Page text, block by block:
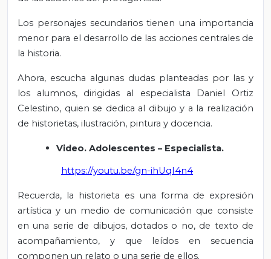
Los personajes secundarios tienen una importancia
menor para el desarrollo de las acciones centrales de
la historia.
Ahora, escucha algunas dudas planteadas por las y
los alumnos, dirigidas al especialista Daniel Ortiz
Celestino, quien se dedica al dibujo y a la realización
de historietas, ilustración, pintura y docencia.
Video. Adolescentes – Especialista.
https://youtu.be/gn-ihUqI4n4
Recuerda, la historieta es una forma de expresión
artística y un medio de comunicación que consiste
en una serie de dibujos, dotados o no, de texto de
acompañamiento, y que leídos en secuencia
componen un relato o una serie de ellos.